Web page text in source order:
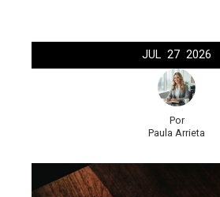
JUL 27 2026
Por
Paula Arrieta